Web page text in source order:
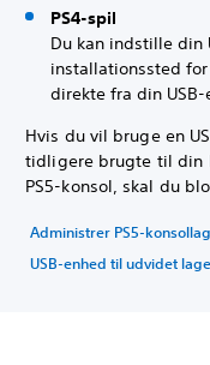
PS4-spil
Du kan indstille din
installationssted
direkte fra din
Hvis du vil bruge en
tidligere brugte til din
PS5-konsol, skal du
Administrer PS5-
USB-enhed til udvidet